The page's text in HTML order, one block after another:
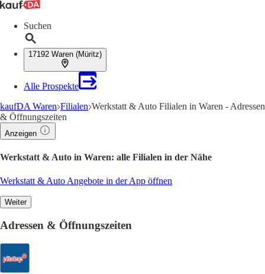
Suchen
17192 Waren (Müritz)
Alle Prospekte
kaufDA Waren Filialen Werkstatt & Auto Filialen in Waren - Adressen
& Öffnungszeiten
Anzeigen
Werkstatt & Auto in Waren: alle Filialen in der Nähe
Werkstatt & Auto Angebote in der App öffnen
Weiter
Adressen & Öffnungszeiten